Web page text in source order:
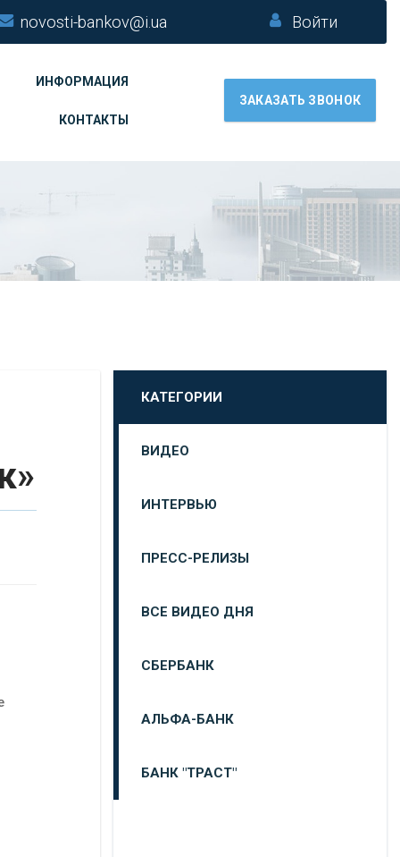
novosti-bankov@i.ua Войти
ИНФОРМАЦИЯ
КОНТАКТЫ
ЗАКАЗАТЬ ЗВОНОК
КАТЕГОРИИ
ВИДЕО
ИНТЕРВЬЮ
ПРЕСС-РЕЛИЗЫ
ВСЕ ВИДЕО ДНЯ
СБЕРБАНК
АЛЬФА-БАНК
БАНК "ТРАСТ"